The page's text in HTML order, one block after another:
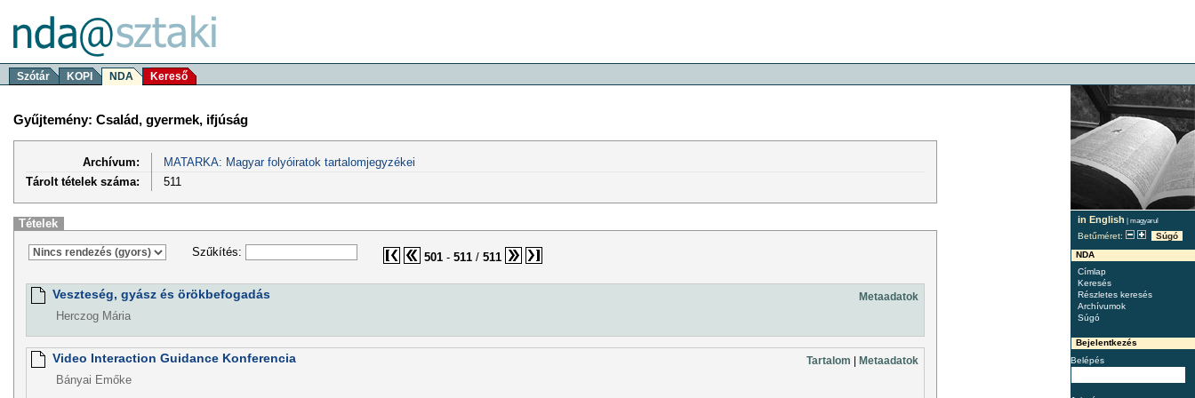
Szótár KOPI NDA Kereső
in English | magyarul
Betűméret:
Súgó
NDA
Címlap
Keresés
Részletes keresés
Archívumok
Súgó
Bejelentkezés
Belépés
Gyűjtemény: Család, gyermek, ifjúság
Archívum:
MATARKA: Magyar folyóiratok tartalomjegyzékei
Tárolt tételek száma:
511
Tételek
Szűkítés: 501- 511/ 511
Veszteség, gyász és örökbefogadás Metaadatok
Herczog Mária
Video Interaction Guidance Konferencia Tartalom Metaadatok
Bányai Emőke